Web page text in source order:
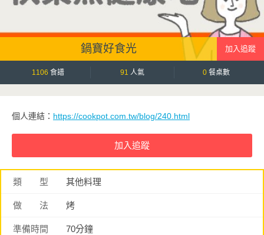
鍋寶好食光
1106 食譜 91 人氣 0 餐桌數
個人連結： https://cookpot.com.tw/blog/240.html
類 型 其他料理
做 法 烤
準備時間 70分鐘